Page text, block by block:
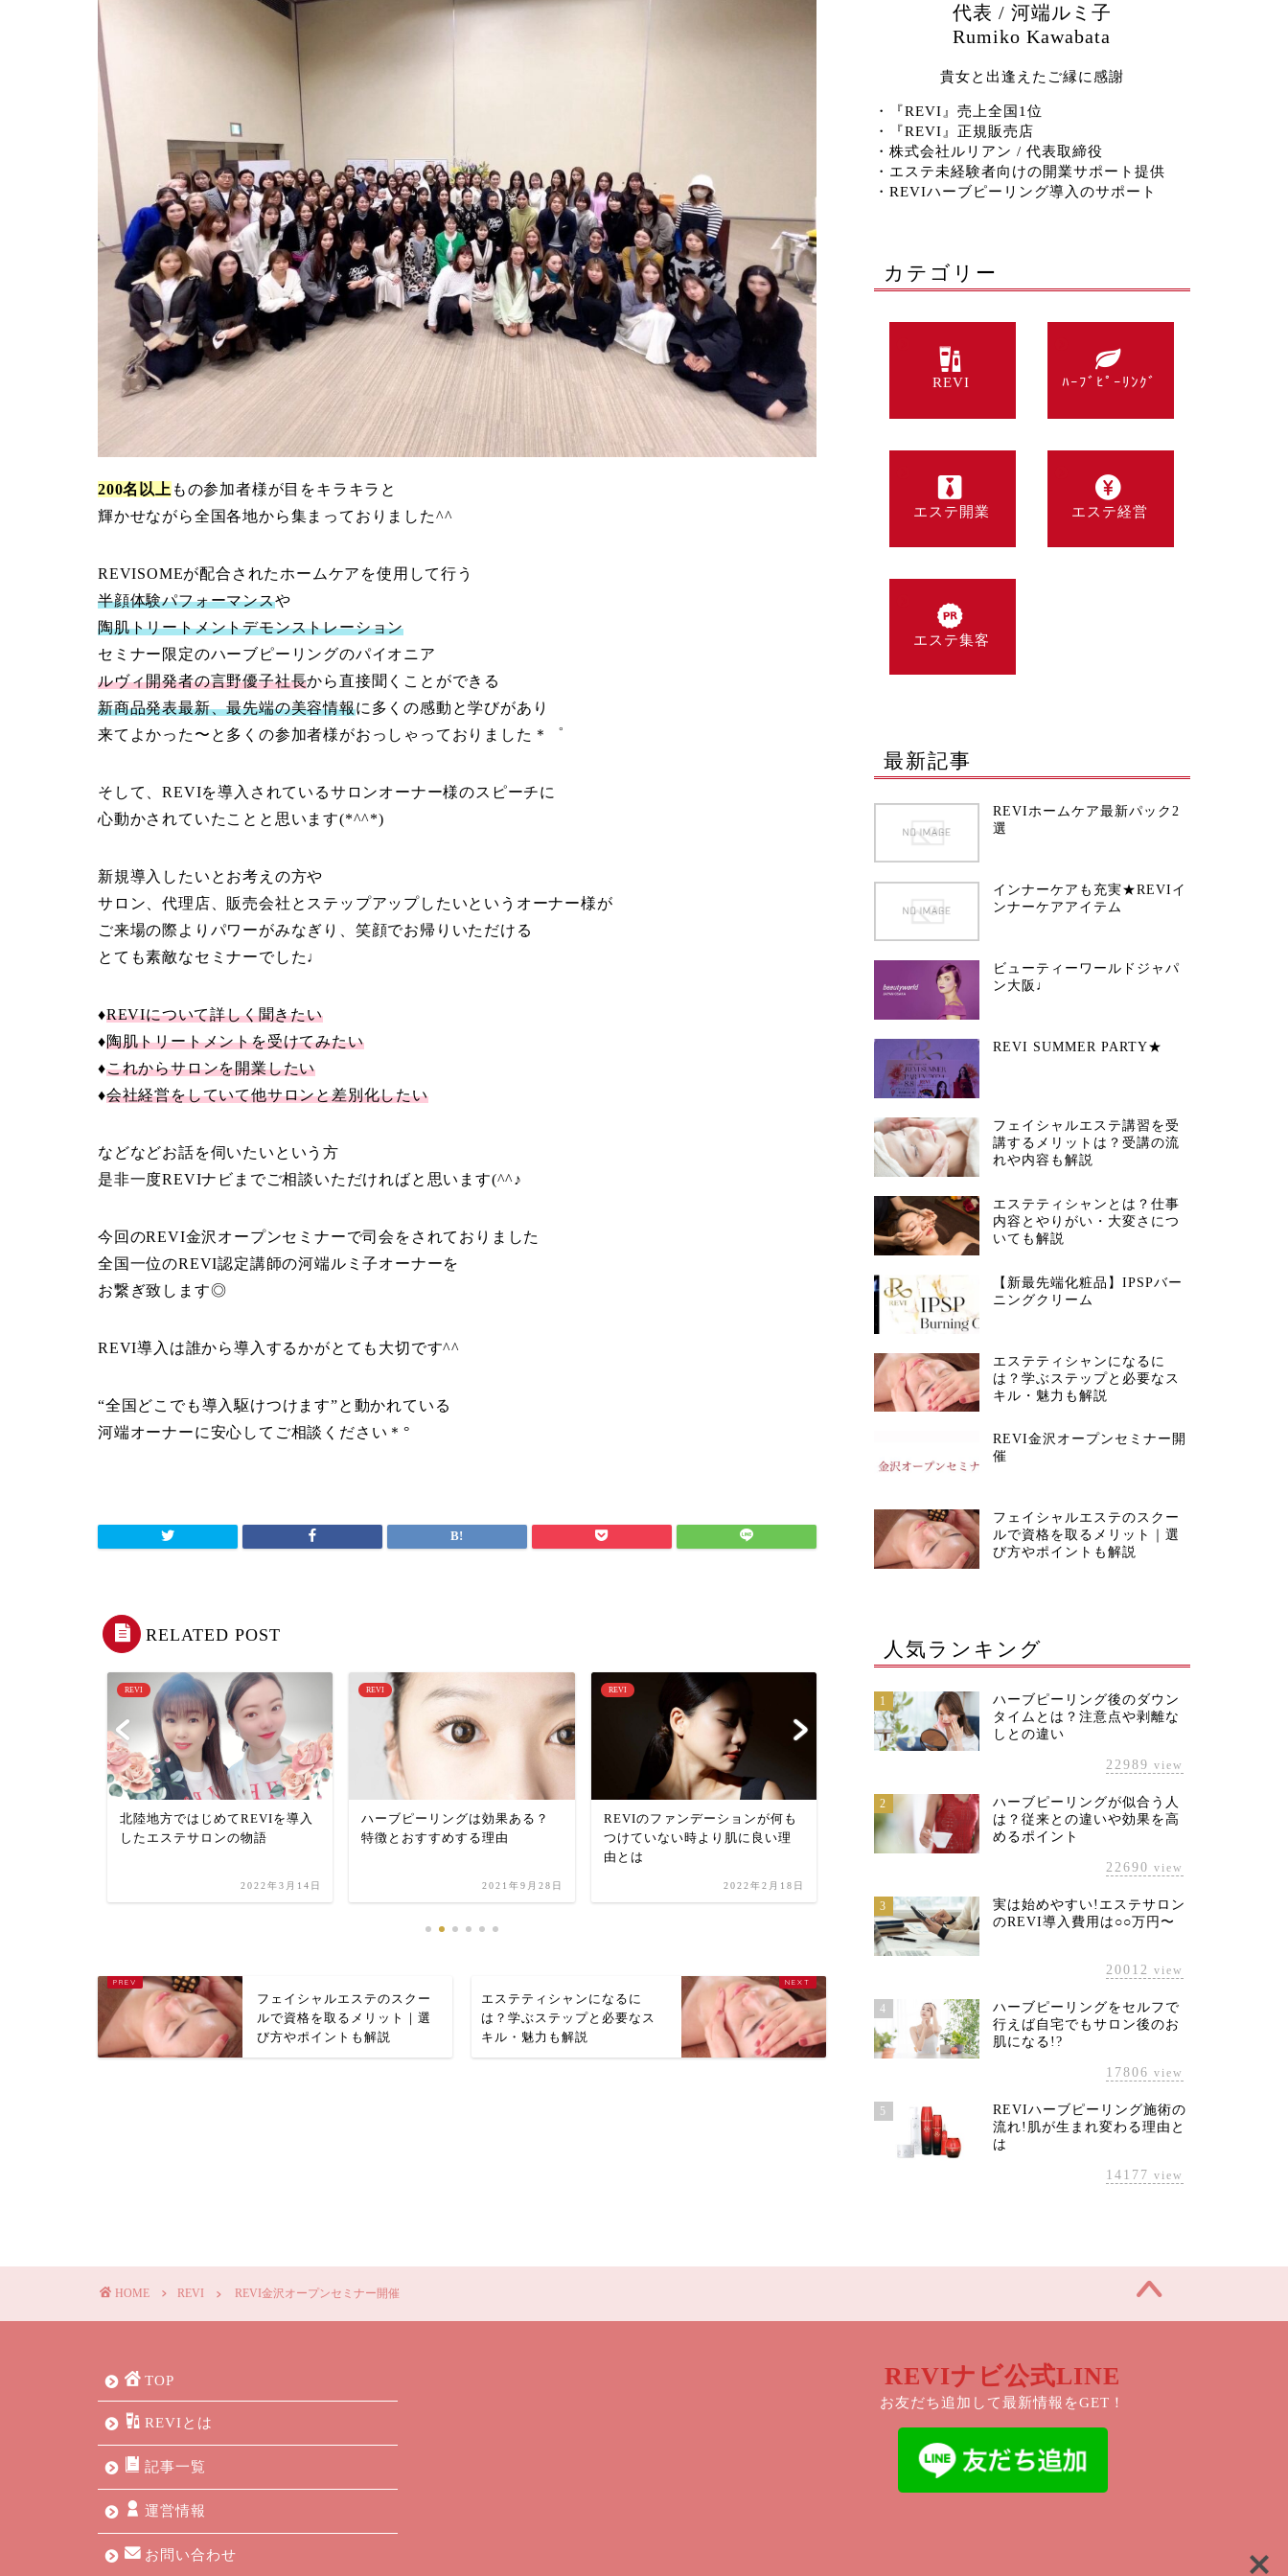
200名以上 もの参加者様が目をキラキラと
輝かせながら全国各地から集まっておりました^^
REVISOMEが配合されたホームケアを使用して行う
半顔体験パフォーマンスや
陶肌トリートメントデモンストレーション
セミナー限定のハーブピーリングのパイオニア
ルヴィ開発者の言野優子社長から直接聞くことができる
新商品発表最新、最先端の美容情報に多くの感動と学びがあり
来てよかった〜と多くの参加者様がおっしゃっておりました＊゜
そして、REVIを導入されているサロンオーナー様のスピーチに
心動かされていたことと思います(*^^*)
新規導入したいとお考えの方や
サロン、代理店、販売会社とステップアップしたいというオーナー様が
ご来場の際よりパワーがみなぎり、笑顔でお帰りいただける
とても素敵なセミナーでした♩
♦REVIについて詳しく聞きたい
♦陶肌トリートメントを受けてみたい
♦これからサロンを開業したい
♦会社経営をしていて他サロンと差別化したい
などなどお話を伺いたいという方
是非一度REVIナビまでご相談いただければと思います(^^♪
今回のREVI金沢オープンセミナーで司会をされておりました
全国一位のREVI認定講師の河端ルミ子オーナーを
お繋ぎ致します◎
REVI導入は誰から導入するかがとても大切です^^
“全国どこでも導入駆けつけます”と動かれている
河端オーナーに安心してご相談ください＊°
RELATED POST
REVI
北陸地方ではじめてREVIを導入
したエステサロンの物語
2022年3月14日
REVI
ハーブピーリングは効果ある？
特徴とおすすめする理由
2021年9月28日
REVI
REVIのファンデーションが何も
つけていない時より肌に良い理
由とは
2022年2月18日
REVIの効果・導入・費用・契約
形態など全情報まとめ
ファスティング400シリーズ
フェイシャルエステのスクー
ルで資格を取るメリット｜選
び方やポイントも解説
エステティシャンになるに
は？学ぶステップと必要なス
キル・魅力も解説
代表 / 河端ルミ子
Rumiko Kawabata
貴女と出逢えたご縁に感謝
・『REVI』売上全国1位
・『REVI』正規販売店
・株式会社ルリアン / 代表取締役
・エステ未経験者向けの開業サポート提供
・REVIハーブピーリング導入のサポート
カテゴリー
REVI ﾊｰﾌﾞﾋﾟｰﾘﾝｸﾞ
エステ開業 エステ経営
エステ集客
最新記事
REVIホームケア最新パック2
選
インナーケアも充実★REVIイ
ンナーケアアイテム
ビューティーワールドジャパ
ン大阪♩
REVI SUMMER PARTY★
フェイシャルエステ講習を受
講するメリットは？受講の流
れや内容も解説
エステティシャンとは？仕事
内容とやりがい・大変さにつ
いても解説
【新最先端化粧品】IPSPバー
ニングクリーム
エステティシャンになるに
は？学ぶステップと必要なス
キル・魅力も解説
REVI金沢オープンセミナー開
催
フェイシャルエステのスクー
ルで資格を取るメリット｜選
び方やポイントも解説
人気ランキング
1
ハーブピーリング後のダウン
タイムとは？注意点や剥離な
しとの違い
22989 view
2
ハーブピーリングが似合う人
は？従来との違いや効果を高
めるポイント
22690 view
3
実は始めやすい!エステサロン
のREVI導入費用は○○万円〜
20012 view
4
ハーブピーリングをセルフで
行えば自宅でもサロン後のお
肌になる!?
17806 view
5
REVIハーブピーリング施術の
流れ!肌が生まれ変わる理由と
は
14177 view
HOME REVI REVI金沢オープンセミナー開催
TOP
REVIとは
記事一覧
運営情報
お問い合わせ
REVIナビ公式LINE
お友だち追加して最新情報をGET！